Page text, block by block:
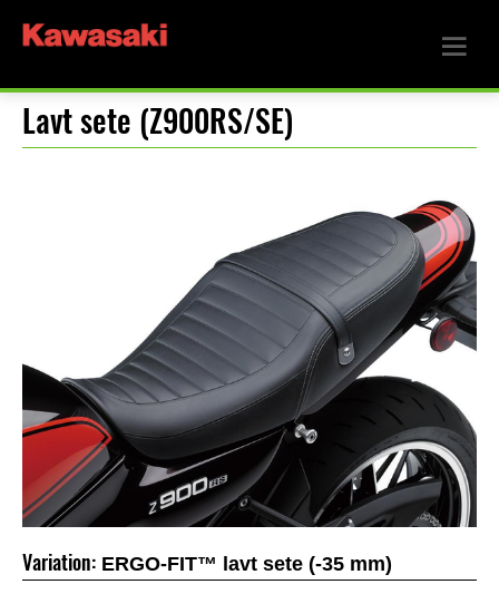
Lavt sete (Z900RS/SE)
Variation: ERGO-FIT™ lavt sete (-35 mm)